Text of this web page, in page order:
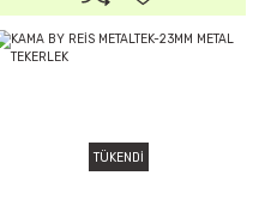
TÜKENDİ